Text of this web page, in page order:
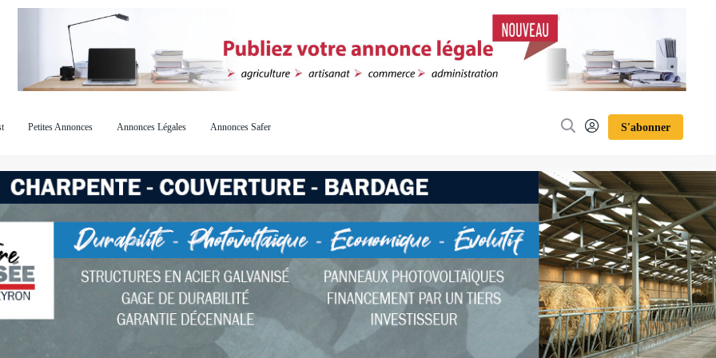
Petites Annonces Annonces Légales Annonces Safer S'abonner